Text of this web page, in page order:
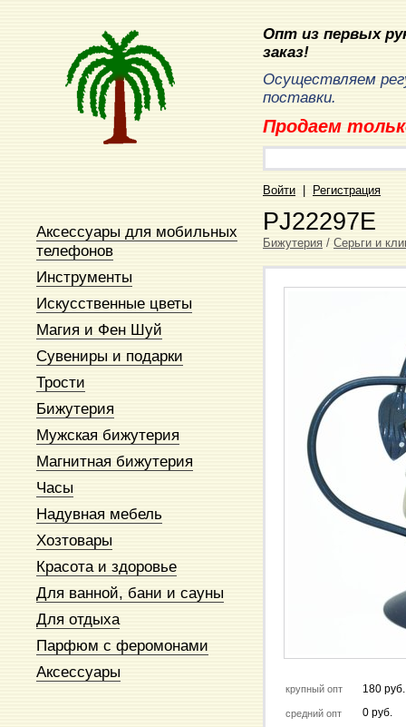
Аксессуары для мобильных
телефонов
Инструменты
Искусственные цветы
Магия и Фен Шуй
Сувениры и подарки
Трости
Бижутерия
Мужская бижутерия
Магнитная бижутерия
Часы
Надувная мебель
Хозтовары
Красота и здоровье
Для ванной, бани и сауны
Для отдыха
Парфюм с феромонами
Аксессуары
Опт из первых
заказ!
Осуществляем
поставки.
Продаем
Войти Регистрация
PJ22297E
Бижутерия / Серьги и
крупный опт 180 руб.
средний опт 0 руб.